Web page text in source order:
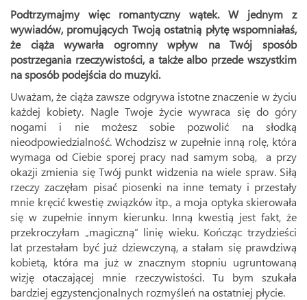
Podtrzymajmy więc romantyczny wątek. W jednym z
wywiadów, promujących Twoją ostatnią płytę wspomniałaś,
że ciąża wywarła ogromny wpływ na Twój sposób
postrzegania rzeczywistości, a także albo przede wszystkim
na sposób podejścia do muzyki.
Uważam, że ciąża zawsze odgrywa istotne znaczenie w życiu
każdej kobiety. Nagle Twoje życie wywraca się do góry
nogami i nie możesz sobie pozwolić na słodką
nieodpowiedzialność. Wchodzisz w zupełnie inną rolę, która
wymaga od Ciebie sporej pracy nad samym sobą, a przy
okazji zmienia się Twój punkt widzenia na wiele spraw. Siłą
rzeczy zaczęłam pisać piosenki na inne tematy i przestały
mnie kręcić kwestię związków itp., a moja optyka skierowała
się w zupełnie innym kierunku. Inną kwestią jest fakt, że
przekroczyłam „magiczną” linię wieku. Kończąc trzydzieści
lat przestałam być już dziewczyną, a stałam się prawdziwą
kobietą, która ma już w znacznym stopniu ugruntowaną
wizję otaczającej mnie rzeczywistości. Tu bym szukała
bardziej egzystencjonalnych rozmyśleń na ostatniej płycie.